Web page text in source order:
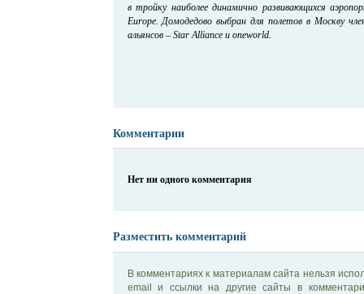
в тройку наиболее динамично развивающихся
Europe. Домодедово выбран для полетов в Москву
альянсов – Star Alliance и oneworld.
Комментарии
Нет ни одного комментария
Разместить комментарий
В комментариях к материалам сайта нельзя
email и ссылки на другие сайты в